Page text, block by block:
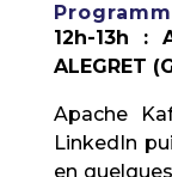
12h-13h :
ALEGRET
Apache
LinkedIn
en